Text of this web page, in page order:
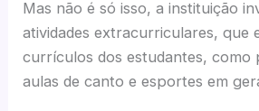
Mas não é só isso, a instituição
atividades extracurriculares, que
currículos dos estudantes, como
aulas de canto e esportes em